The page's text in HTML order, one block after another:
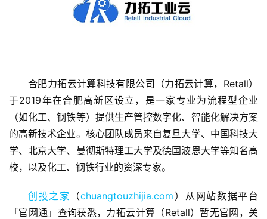
首
页
融
道
合肥力拓云计算科技有限公司（力拓云计算，Retall）
于2019年在合肥高新区设立，是一家专业为流程型企业
（如化工、钢铁等）提供生产管控数字化、智能化解决方案
的高新技术企业。核心团队成员来自复旦大学、中国科技大
学、北京大学、曼彻斯特理工大学及德国波恩大学等知名高
校，以及化工、钢铁行业的资深专家。
创投之家 （chuangtouzhijia.com ）从网站数据平台
「官网通」查询获悉，力拓云计算（Retall）暂无官网，关